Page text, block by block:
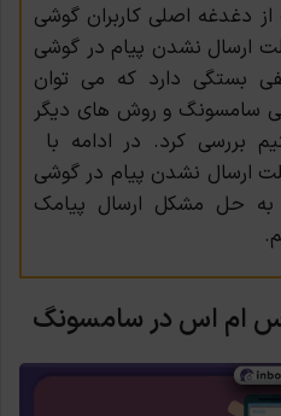
دغدغه اصلی کاربران گوشی
ارسال نشدن پیام در گوشی
بستگی دارد که می توان
سامسونگ و روش های دیگر
بررسی کرد. در ادامه با
ارسال نشدن پیام در گوشی
به حل مشکل ارسال پیامک
اس ام اس در سامسونگ